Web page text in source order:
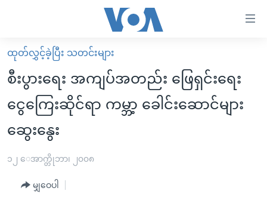
လွယ်ကူ
စေ
Link
များ
ပင်မ
မူလစာမျက်နှာ
မြန်မာ
ကမ္ဘာ့သတင်းများ
နိုင်ငံတကာ
အစ္စရေး-ပါလက်စတိုင်း
ဗွီဒီယို
အင်္ဂလိပ်စာလေ့လာမယ်
ထုတ်လွှင့်ခဲ့ပြီး သတင်းများ
စီးပွားရေး အကျပ်အတည်း ဖြေရှင်းရေး
ငွေကြေးဆိုင်ရာ ကမ္ဘာ့ ခေါင်းဆောင်များ
ဆွေးနွေး
၁၂ ေအာက္တိုဘာ၊ ၂၀၀၈
မျှဝေပါ